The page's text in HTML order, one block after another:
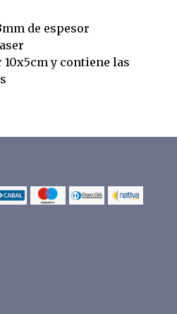
de espesor
y contiene las